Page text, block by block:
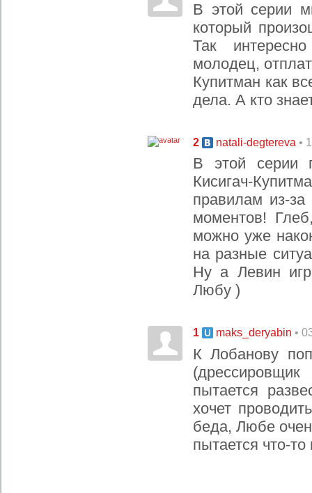
В этой серии
который
Так
молодец,
Купитман как
дела. А кто
2 natali-degtereva •
В этой серии
Кисигач-
правилам из-
моментов!
можно уже
на разные
Ну а Левин
Любу )
1 maks_deryabin •
К Лобанову
пытается
хочет
беда, Любе
пытается что-